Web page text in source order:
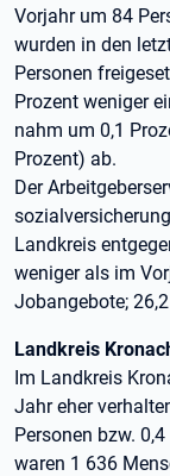
Vorjahr um 84
wurden in den
Personen
Prozent weniger
nahm um 0,1
Prozent) ab.
Der
Landkreis
weniger als im
Jobangebote;
Landkreis
Im Landkreis
Jahr eher
Personen bzw.
waren 1 636